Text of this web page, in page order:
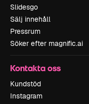
Slidesgo
Sälj innehåll
Pressrum
Söker efter magnific.ai
Kontakta oss
Kundstöd
Instagram